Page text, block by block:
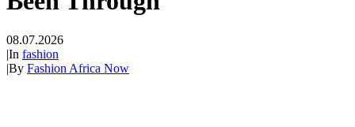
08.07.2026
|In fashion
|By Fashion Africa Now